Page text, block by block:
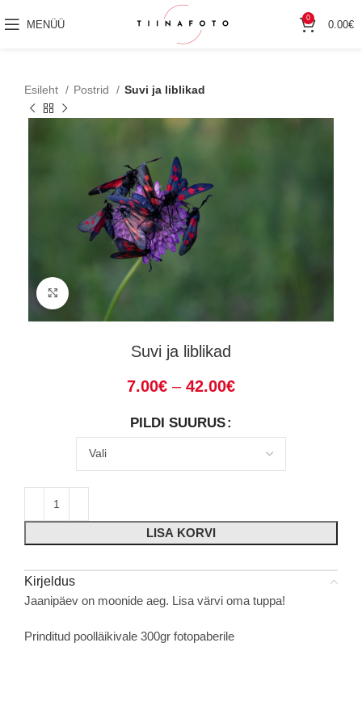
MENÜÜ
0
0.00€
Esileht Postrid Suvi ja liblikad
Suurenda
Suvi ja liblikad
7.00€ – 42.00€
PILDI SUURUS
LISA KORVI
Kirjeldus
Jaanipäev on moonide aeg. Lisa värvi oma tuppa!
Prinditud poolläikivale 300gr fotopaberile